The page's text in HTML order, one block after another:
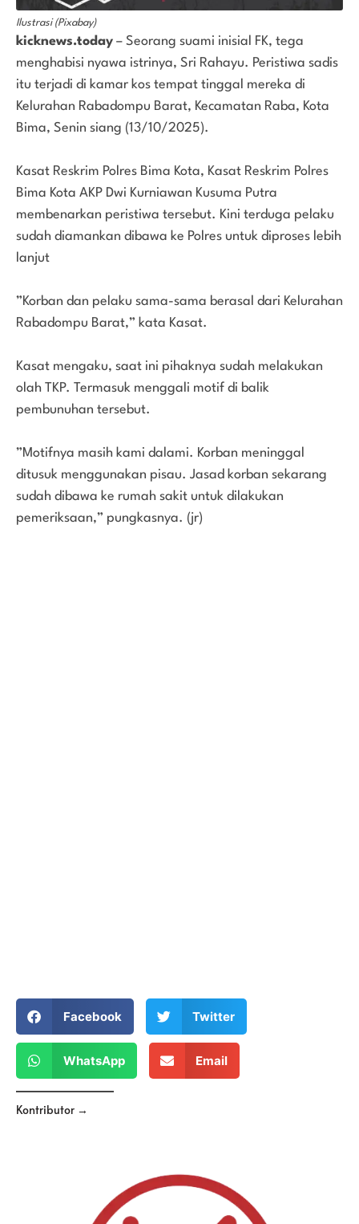
Ilustrasi (Pixabay)
kicknews.today – Seorang suami inisial FK, tega
menghabisi nyawa istrinya, Sri Rahayu. Peristiwa sadis
itu terjadi di kamar kos tempat tinggal mereka di
Kelurahan Rabadompu Barat, Kecamatan Raba, Kota
Bima, Senin siang (13/10/2025).
Kasat Reskrim Polres Bima Kota, Kasat Reskrim Polres
Bima Kota AKP Dwi Kurniawan Kusuma Putra
membenarkan peristiwa tersebut. Kini terduga pelaku
sudah diamankan dibawa ke Polres untuk diproses lebih
lanjut
”Korban dan pelaku sama-sama berasal dari Kelurahan
Rabadompu Barat,” kata Kasat.
Kasat mengaku, saat ini pihaknya sudah melakukan
olah TKP. Termasuk menggali motif di balik
pembunuhan tersebut.
”Motifnya masih kami dalami. Korban meninggal
ditusuk menggunakan pisau. Jasad korban sekarang
sudah dibawa ke rumah sakit untuk dilakukan
pemeriksaan,” pungkasnya. (jr)
Facebook Twitter
WhatsApp Email
Kontributor →